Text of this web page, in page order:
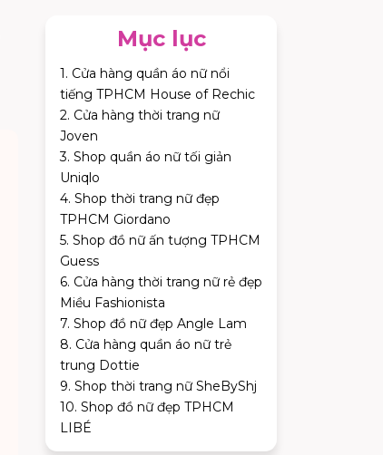
Mục lục
1. Cửa hàng quần áo nữ nổi
tiếng TPHCM House of Rechic
2. Cửa hàng thời trang nữ
Joven
3. Shop quần áo nữ tối giản
Uniqlo
4. Shop thời trang nữ đẹp
TPHCM Giordano
5. Shop đồ nữ ấn tượng TPHCM
Guess
6. Cửa hàng thời trang nữ rẻ đẹp
Miều Fashionista
7. Shop đồ nữ đẹp Angle Lam
8. Cửa hàng quần áo nữ trẻ
trung Dottie
9. Shop thời trang nữ SheByShj
10. Shop đồ nữ đẹp TPHCM
LIBÉ